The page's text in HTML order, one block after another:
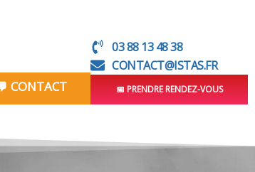
CONTACT
03 88 13 48 38
CONTACT@ISTAS.FR
📅 PRENDRE RENDEZ-VOUS